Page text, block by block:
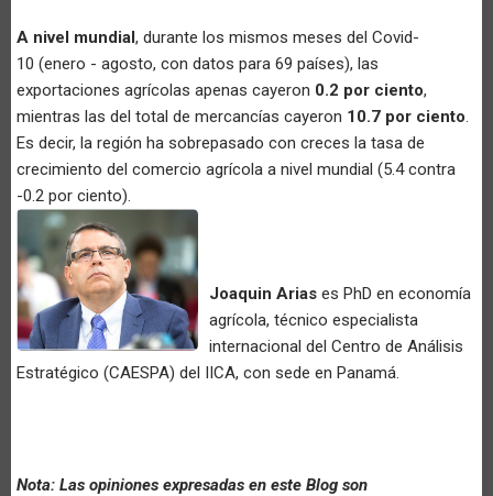
A nivel mundial, durante los mismos meses del Covid-
10 (enero - agosto, con datos para 69 países), las
exportaciones agrícolas apenas cayeron 0.2 por ciento,
mientras las del total de mercancías cayeron 10.7 por ciento.
Es decir, la región ha sobrepasado con creces la tasa de
crecimiento del comercio agrícola a nivel mundial (5.4 contra
-0.2 por ciento).
Joaquin Arias es PhD en economía
agrícola, técnico especialista
internacional del Centro de Análisis
Estratégico (CAESPA) del IICA, con sede en Panamá.
Nota: Las opiniones expresadas en este Blog son